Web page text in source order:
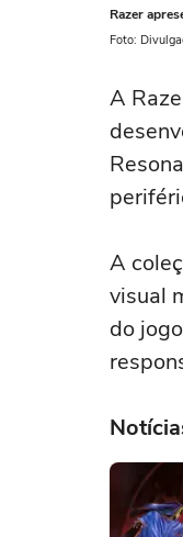
Razer
Foto:
A
A
visual
do